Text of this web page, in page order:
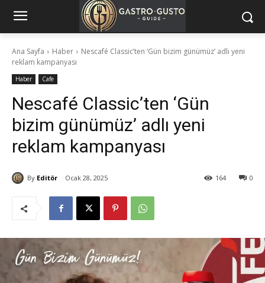
Ana Sayfa Haber
Nescafé Classic’ten ‘Gün bizim günümüz’ adlı yeni
reklam kampanyası
Haber Cafe
Nescafé Classic’ten ‘Gün
bizim günümüz’ adlı yeni
reklam kampanyası
By Editör Ocak 28, 2025 0
164